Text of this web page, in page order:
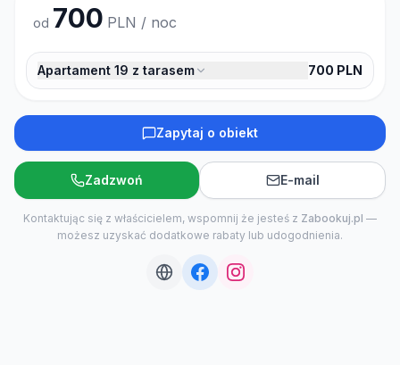
od 700 PLN / noc
Apartament 19 z tarasem 700 PLN
Zapytaj o obiekt
Zadzwoń E-mail
Kontaktując się z właścicielem, wspomnij że jesteś z Zabookuj.pl —
możesz uzyskać dodatkowe rabaty lub udogodnienia.